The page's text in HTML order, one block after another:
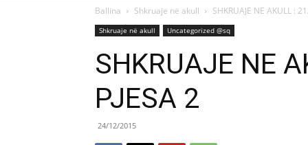
Ballina Shkruaje në akull SHKRUAJE NE AKULL :
Shkruaje në akull Uncategorized @sq
SHKRUAJE NE
PJESA 2
24/12/2015